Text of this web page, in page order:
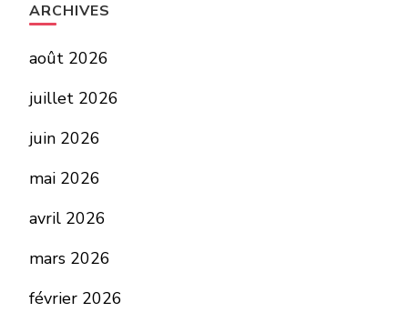
ARCHIVES
août 2026
juillet 2026
juin 2026
mai 2026
avril 2026
mars 2026
février 2026